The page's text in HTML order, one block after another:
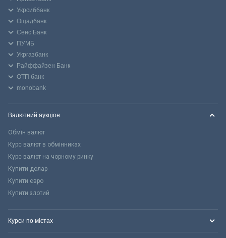
Укрсиббанк
Ощадбанк
Сенс Банк
ПУМБ
Укргазбанк
Райффайзен Банк
ОТП банк
monobank
Валютний аукціон
Обмін валют
Курс валют в обмінниках
Курс валют на чорному ринку
Купити долар
Купити євро
Купити злотий
Курси по містах